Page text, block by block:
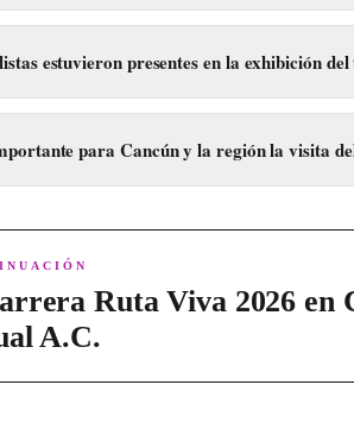
la Copa del Mundo de la FIFA visitó
previa al Mundial que se celebrará en
estuvieron presentes en la exhibición
Fernando Javier Llorente Torres,
mexicano Hugo Sánchez.
para Cancún y la región la visita
para albergar eventos de talla mundial
Ruta Viva 2026 en
A.C.